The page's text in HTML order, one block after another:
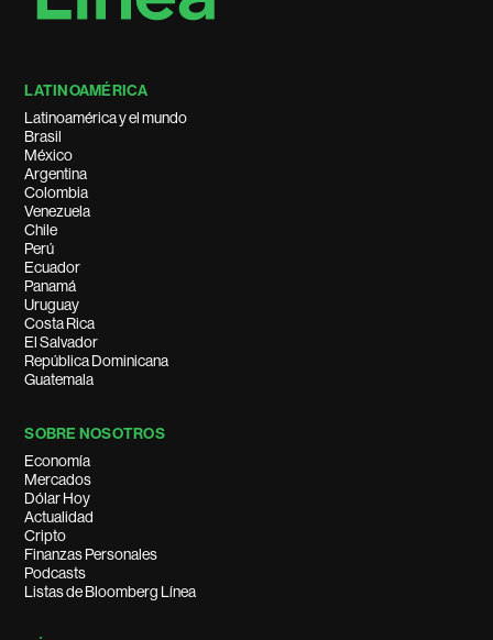
LATINOAMÉRICA
Latinoamérica y el mundo
Brasil
México
Argentina
Colombia
Venezuela
Chile
Perú
Ecuador
Panamá
Uruguay
Costa Rica
El Salvador
República Dominicana
Guatemala
SOBRE NOSOTROS
Economía
Mercados
Dólar Hoy
Actualidad
Cripto
Finanzas Personales
Podcasts
Listas de Bloomberg Línea